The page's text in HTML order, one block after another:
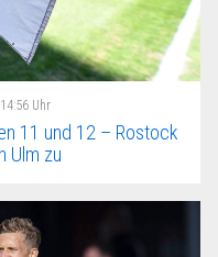
Uhr
11 und 12 – Rostock
Ulm zu